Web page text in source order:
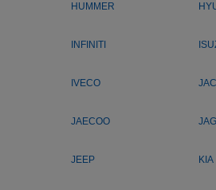
HUMMER
INFINITI
IVECO JAC
JAECOO
JEEP KIA